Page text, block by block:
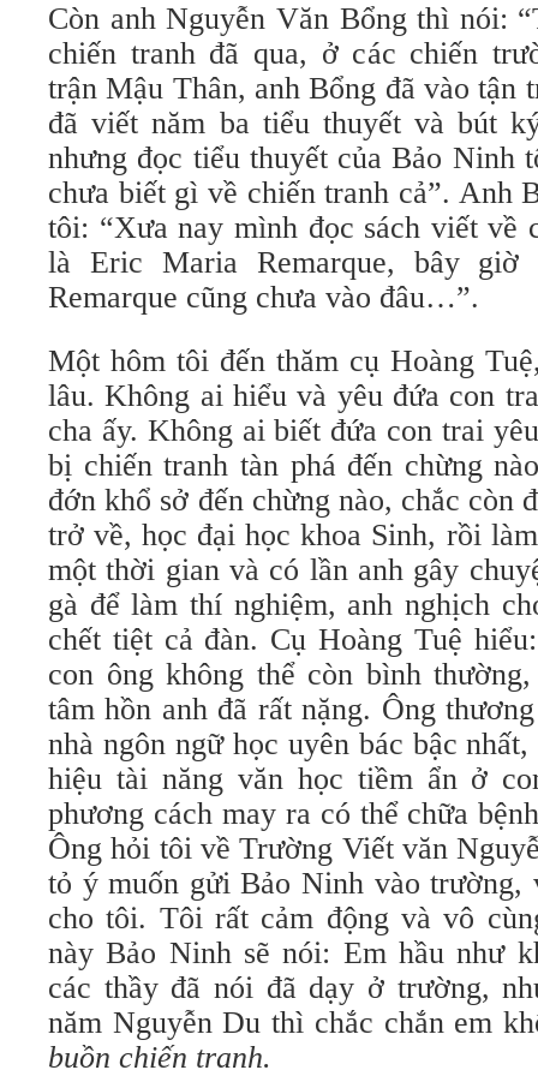
Còn anh Nguyễn Văn Bổng thì nói:
chiến tranh đã qua, ở các chiến
trận Mậu Thân, anh Bổng đã vào tận
đã viết năm ba tiểu thuyết và bút
nhưng đọc tiểu thuyết của Bảo Ninh
chưa biết gì về chiến tranh cả”. Anh
tôi: “Xưa nay mình đọc sách viết về
là Eric Maria Remarque, bây
Remarque cũng chưa vào đâu…”.
Một hôm tôi đến thăm cụ Hoàng
lâu. Không ai hiểu và yêu đứa con
cha ấy. Không ai biết đứa con trai
bị chiến tranh tàn phá đến chừng
đớn khổ sở đến chừng nào, chắc còn
trở về, học đại học khoa Sinh, rồi
một thời gian và có lần anh gây
gà để làm thí nghiệm, anh nghịch
chết tiệt cả đàn. Cụ Hoàng Tuệ
con ông không thể còn bình
tâm hồn anh đã rất nặng. Ông
nhà ngôn ngữ học uyên bác bậc
hiệu tài năng văn học tiềm ẩn ở
phương cách may ra có thể chữa
Ông hỏi tôi về Trường Viết văn
tỏ ý muốn gửi Bảo Ninh vào trường,
cho tôi. Tôi rất cảm động và vô
này Bảo Ninh sẽ nói: Em hầu như
các thầy đã nói đã dạy ở trường,
năm Nguyễn Du thì chắc chắn em
buồn chiến tranh.